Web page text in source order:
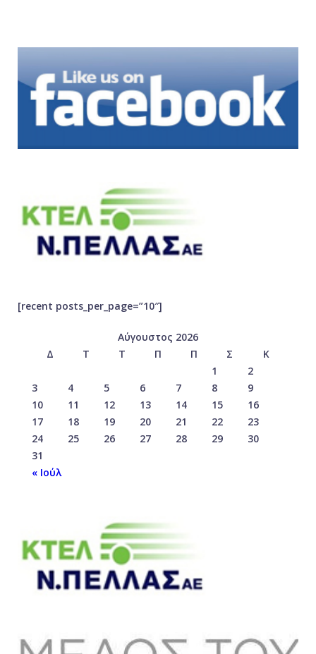
[recent posts_per_page=”10″]
Αύγουστος 2026
Δ
Τ Τ Π Π Σ
Κ
1
2
3
4 5 6 7 8
9
10
11 12 13 14 15
16
17
18 19 20 21 22
23
24
25 26 27 28 29
30
31
« Ιούλ